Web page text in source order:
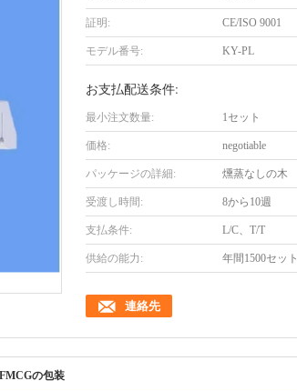
証明: CE/ISO 9001
モデル番号: KY-PL
お支払配送条件:
最小注文数量: 1セット
価格: negotiable
パッケージの詳細: 燻蒸なしの木
受渡し時間: 8から10週
支払条件: L/C、T/T
供給の能力: 年間1500セット
連絡先
FMCGの包装